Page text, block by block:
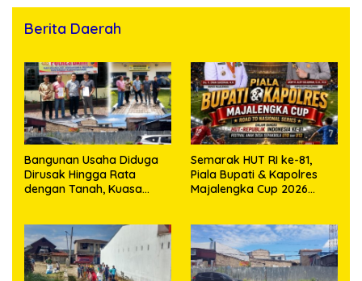
Berita Daerah
Bangunan Usaha Diduga
Dirusak Hingga Rata
dengan Tanah, Kuasa
Tempuh Jalur Hukum
Semarak HUT RI ke-81,
Piala Bupati & Kapolres
Majalengka Cup 2026